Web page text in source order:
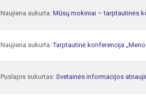
Naujiena sukurta: Mūsų mokiniai – tarptautinės
Naujiena sukurta:Tarptautinė konferencija
Puslapis sukurtas: Svetainės informacijos